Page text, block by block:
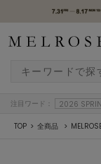
注目ワード： 2026
TOP 全商品